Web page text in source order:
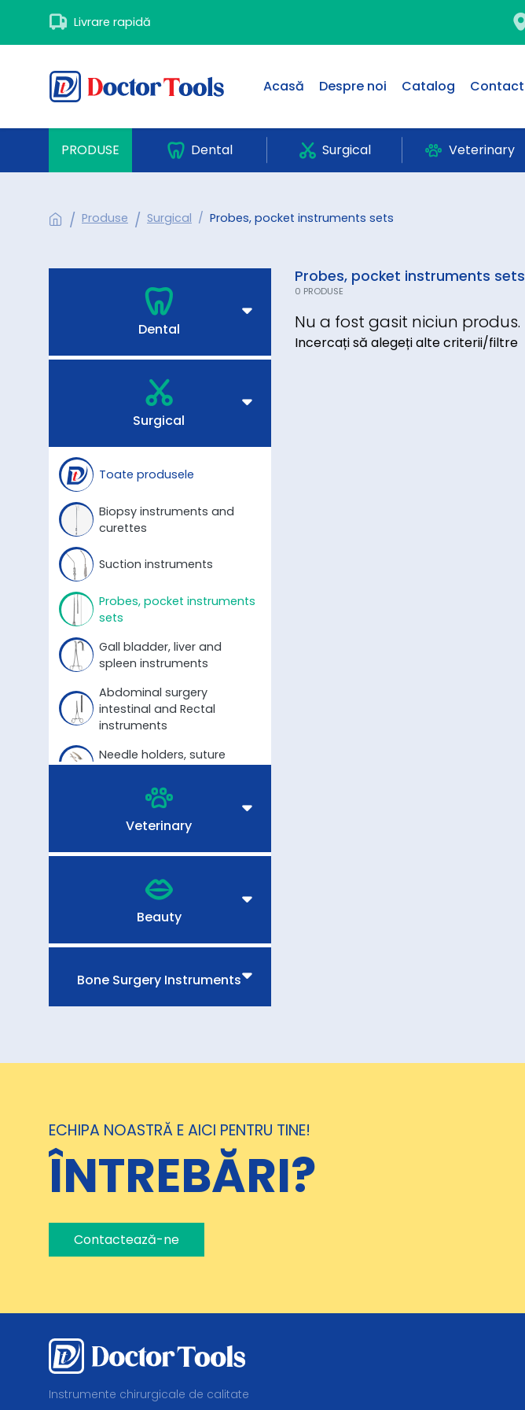
Livrare rapidă
Acasă Despre noi Catalog Contact
PRODUSE Dental Surgical Veterinary
Produse Surgical Probes, pocket instruments sets
Dental
Surgical
Toate produsele
Biopsy instruments and
curettes
Suction instruments
Probes, pocket instruments
sets
Gall bladder, liver and
spleen instruments
Abdominal surgery
intestinal and Rectal
instruments
Needle holders, suture
Vessel clips, bulldog
forceps
tissue grasping forceps,
towel clamps
Scalpels, knives and scalpel
handles
Veterinary
Beauty
Bone Surgery Instruments
Probes, pocket instruments sets
0 PRODUSE
Nu a fost gasit niciun produs.
Incercați să alegeți alte criterii/filtre
ECHIPA NOASTRĂ E AICI PENTRU TINE!
ÎNTREBĂRI?
Contactează-ne
Instrumente chirurgicale de calitate